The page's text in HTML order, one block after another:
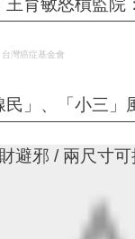
台灣癌症基金會
民」、「小三
避邪 / 兩尺寸可